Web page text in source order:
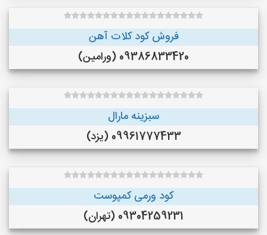
فروش کود کلات آهن
09386833420 (ورامین)
سبزینه مارال
09961777433 (یزد)
کود ورمی کمپوست
09304259231 (تهران)